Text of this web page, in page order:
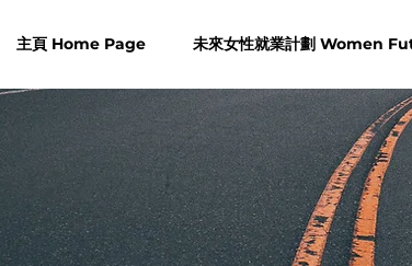
主頁 Home Page 未來女性就業計劃 Women